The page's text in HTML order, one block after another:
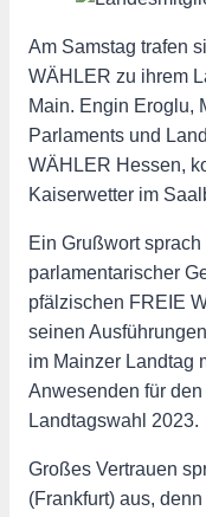
Am Samstag trafen
WÄHLER zu ihrem
Main. Engin Eroglu,
Parlaments und
WÄHLER Hessen,
Kaiserwetter im
Ein Grußwort
parlamentarischer
pfälzischen FREIE
seinen
im Mainzer Landtag
Anwesenden für
Landtagswahl 2023.
Großes Vertrauen
(Frankfurt) aus,